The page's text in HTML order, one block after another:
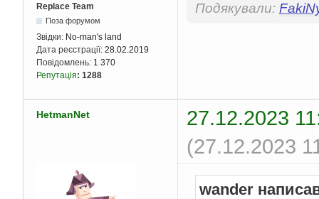
Replace Team
Поза форумом
Звідки: No-man's land
Дата реєстрації: 28.02.2019
Повідомлень: 1 370
Репутація: 1288
Подякували:
HetmanNet
27.12.2023
(27.12.2023
wander